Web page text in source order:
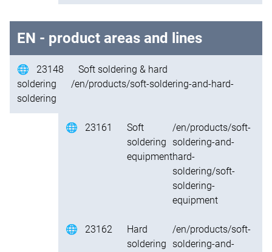
EN - product areas and lines
🌐 23148
Soft soldering & hard
soldering
/en/products/soft-soldering-and-hard-
soldering
🌐 23161
Soft
soldering
equipment
/en/products/soft-
soldering-and-
hard-
soldering/soft-
soldering-
equipment
🌐 23162
Hard
soldering
/en/products/soft-
soldering-and-